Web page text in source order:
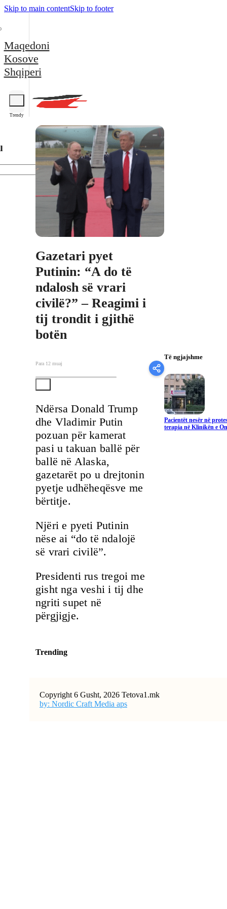
Skip to main contentSkip to footer
Maqedoni
Kosove
Shqiperi
Trendy
Gazetari pyet
Putinin: “A do të
ndalosh së vrari
civilë?” – Reagimi i
tij trondit i gjithë
botën
Para 12 muaj
Ndërsa Donald Trump
dhe Vladimir Putin
pozuan për kamerat
pasi u takuan ballë për
ballë në Alaska,
gazetarët po u drejtonin
pyetje udhëheqësve me
bërtitje.
Njëri e pyeti Putinin
nëse ai “do të ndalojë
së vrari civilë”.
Presidenti rus tregoi me
gisht nga veshi i tij dhe
ngriti supet në
përgjigje.
Trending
Të ngjajshme
Pacientët nesër në
terapia në Klinikën e
Copyright 6 Gusht, 2026 Tetova1.mk
by: Nordic Craft Media aps